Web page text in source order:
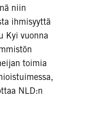
niin
ihmisyyttä
Kyi vuonna
toimia
NLD:n